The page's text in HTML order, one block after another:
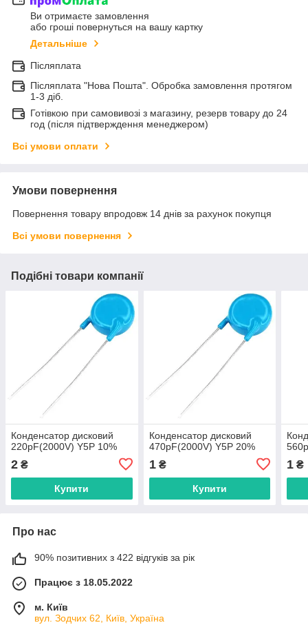
Ви отримаєте замовлення
або гроші повернуться на вашу картку
Детальніше
Післяплата
Післяплата "Нова Пошта". Обробка замовлення протягом
1-3 діб.
Готівкою при самовивозі з магазину, резерв товару до 24
год (після підтверждення менеджером)
Всі умови оплати
Умови повернення
Повернення товару впродовж 14 днів за рахунок покупця
Всі умови повернення
Подібні товари компанії
Конденсатор дисковий
220pF(2000V) Y5P 10%
2 ₴
Купити
Конденсатор дисковий
470pF(2000V) Y5P 20%
1₴
Купити
1 ₴
Про нас
90% позитивних з 422 відгуків за рік
Працює з 18.05.2022
м. Київ
вул. Зодчих 62, Київ, Україна